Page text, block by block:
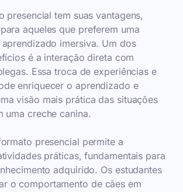
presencial tem suas vantagens,
aqueles que preferem uma
imersiva. Um dos
é a interação direta com
Essa troca de experiências e
enriquecer o aprendizado e
visão mais prática das situações
uma creche canina.
presencial permite a
práticas, fundamentais para
adquirido. Os estudantes
o comportamento de cães em